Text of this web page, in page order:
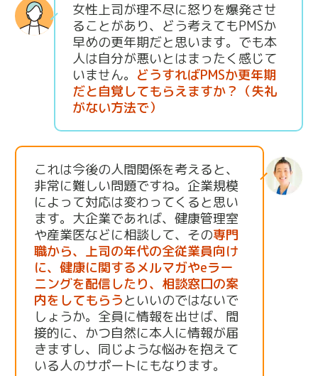
女性上司が理不尽に怒りを爆発させ
ることがあり、どう考えてもPMSか
早めの更年期だと思います。でも本
人は自分が悪いとはまったく感じて
いません。 どうすればPMSか更年期
だと自覚してもらえますか？（失礼
がない方法で）
これは今後の人間関係を考えると、
非常に難しい問題ですね。企業規模
によって対応は変わってくると思い
ます。大企業であれば、健康管理室
や産業医などに相談して、その専門
職から、上司の年代の全従業員向け
に、健康に関するメルマガやeラー
ニングを配信したり、相談窓口の案
内をしてもらうといいのではないで
しょうか。全員に情報を出せば、間
接的に、かつ自然に本人に情報が届
きますし、同じような悩みを抱えて
いる人のサポートにもなります。